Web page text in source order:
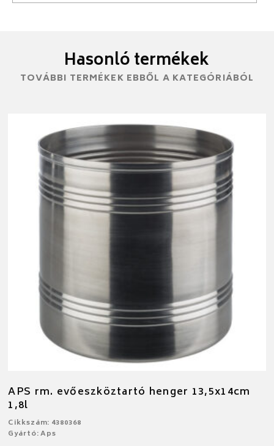
Hasonló termékek
TOVÁBBI TERMÉKEK EBBŐL A KATEGÓRIÁBÓL
APS rm. evőeszköztartó henger 13,5x14cm
1,8l
Cikkszám: 4380368
Gyártó: Aps